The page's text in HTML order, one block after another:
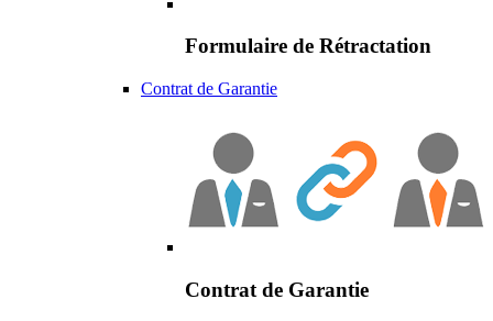
Formulaire de Rétractation
Contrat de Garantie
Contrat de Garantie